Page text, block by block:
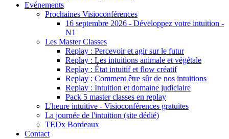
Evénements
Prochaines Visioconférences
16 septembre 2026 - Développez votre intuition -
N1
Les Master Classes
Replay : Percevoir et agir sur le futur
Replay : Les intuitions animale et végétale
Replay : État intuitif et flow créatif
Replay : Comment être sûr de nos intuitions
Replay : Intuition et domaine judiciaire
Pack 5 master classes en replay
L'heure intuitive - Visioconférences gratuites
La journée de l'intuition (site dédié)
TEDx Bordeaux
Contact